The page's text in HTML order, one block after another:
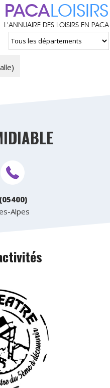
PACALOISIRS
L'ANNUAIRE DES LOISIRS EN PACA
Alpes